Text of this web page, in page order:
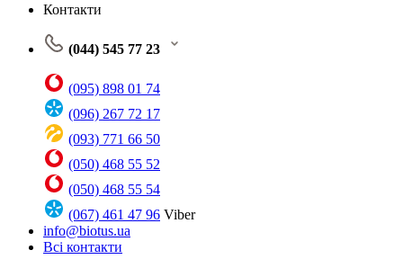
Контакти
(044) 545 77 23
(095) 898 01 74
(096) 267 72 17
(093) 771 66 50
(050) 468 55 52
(050) 468 55 54
(067) 461 47 96 Viber
info@biotus.ua
Всі контакти